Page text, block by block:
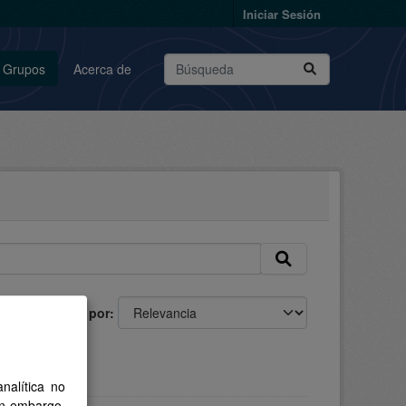
Iniciar Sesión
Grupos Acerca de
Ordenar por
no